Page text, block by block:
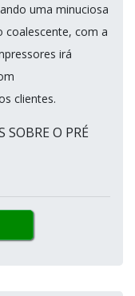
uma minuciosa
coalescente, com a
irá
clientes.
SOBRE O PRÉ